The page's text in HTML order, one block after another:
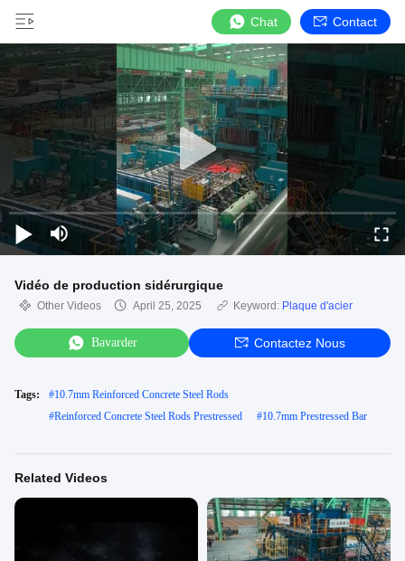
Chat Contact
Vidéo de production sidérurgique
Other Videos April 25, 2025 Keyword: Plaque d'acier
Bavarder Contactez Nous
Tags: #10.7mm Reinforced Concrete Steel Rods
#Reinforced Concrete Steel Rods Prestressed #10.7mm Prestressed Bar
Related Videos